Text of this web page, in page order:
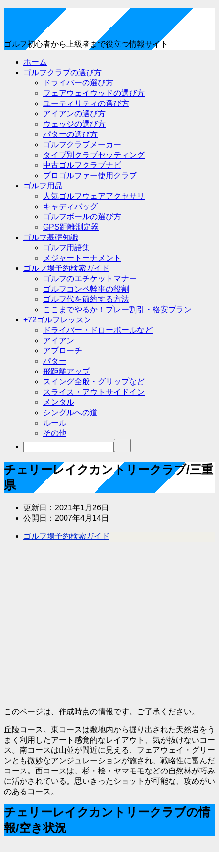
ゴルフ初心者から上級者まで役立つ情報サイト
ホーム
ゴルフクラブの選び方
ドライバーの選び方
フェアウェイウッドの選び方
ユーティリティの選び方
アイアンの選び方
ウェッジの選び方
パターの選び方
ゴルフクラブメーカー
タイプ別クラブセッティング
中古ゴルフクラブナビ
プロゴルファー使用クラブ
ゴルフ用品
人気ゴルフウェアアクセサリ
キャディバッグ
ゴルフボールの選び方
GPS距離測定器
ゴルフ基礎知識
ゴルフ用語集
メジャートーナメント
ゴルフ場予約検索ガイド
ゴルフのエチケットマナー
ゴルフコンペ幹事の役割
ゴルフ代を節約する方法
ここまでやるか！プレー割引・格安プラン
+72ゴルフレッスン
ドライバー・ドローボールなど
アイアン
アプローチ
パター
飛距離アップ
スイング全般・グリップなど
スライス・アウトサイドイン
メンタル
シングルへの道
ルール
その他
チェリーレイクカントリークラブ/三重
県
更新日： 2021年1月26日
公開日： 2007年4月14日
ゴルフ場予約検索ガイド
このページは、作成時点の情報です。ご了承ください。
丘陵コース。東コースは敷地内から掘り出された天然岩をう
まく利用したアート感覚的なレイアウト、気が抜けないコー
ス。南コースは山並が間近に見える、フェアウェイ・グリー
ンとも微妙なアンジュレーションが施され、戦略性に富んだ
コース。西コースは、杉・桧・ヤマモモなどの自然林が巧み
に活かされている。思いきったショットが可能な、攻めがい
のあるコース。
チェリーレイクカントリークラブの情
報/空き状況